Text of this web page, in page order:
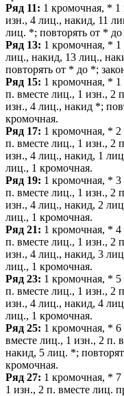
Ряд 11: 1 кромочная, * 1
изн., 4 лиц., накид, 11
лиц. *; повторять от *
Ряд 13: 1 кромочная, *
лиц., накид, 13 лиц.,
повторять от * до *;
Ряд 15: 1 кромочная, *
п. вместе лиц., 1 изн., 2
изн., 4 лиц., накид *;
кромочная.
Ряд 17: 1 кромочная, *
п. вместе лиц., 1 изн., 2
изн., 4 лиц., накид, 1
лиц., 1 кромочная.
Ряд 19: 1 кромочная, *
п. вместе лиц., 1 изн., 2
изн., 4 лиц., накид, 2
лиц., 1 кромочная.
Ряд 21: 1 кромочная, *
п. вместе лиц., 1 изн., 2
изн., 4 лиц., накид, 3
лиц., 1 кромочная.
Ряд 23: 1 кромочная, *
п. вместе лиц., 1 изн., 2
изн., 4 лиц., накид, 4
лиц., 1 кромочная.
Ряд 25: 1 кромочная, *
вместе лиц., 1 изн., 2 п.
накид, 5 лиц. *;
кромочная.
Ряд 27: 1 кромочная, *
1 изн., 2 п. вместе лиц.